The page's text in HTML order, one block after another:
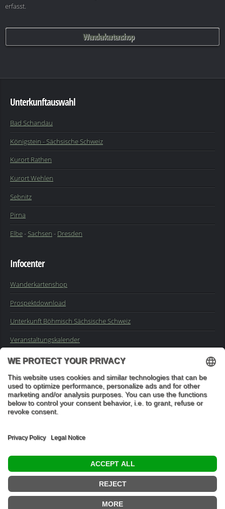
erfasst.
Wanderkartenshop
Unterkunftauswahl
Bad Schandau
Königstein - Sächsische Schweiz
Kurort Rathen
Kurort Wehlen
Sebnitz
Pirna
Elbe-Sachsen - Dresden
Infocenter
Wanderkartenshop
Prospektdownload
Unterkunft Böhmisch Sächsische Schweiz
Veranstaltungskalender
Impressum
Buchungsanfrage
"In den Wäldern sind Dinge, über die nachzudenken man jahrelang
im Moos liegen könnte." (Franz Kafka)